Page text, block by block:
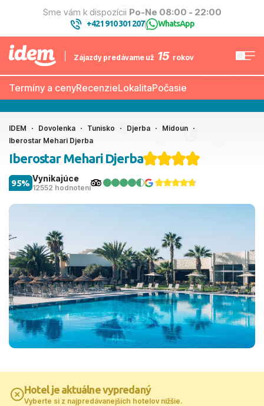
Sme vám k dispozícii Po-Ne 08:00 - 22:00
+421 910 301 207| WhatsApp
Zájazdy predávame už 15 rokov
Termíny a cenyRecenzieLokalitaPočasie
IDEM Dovolenka Tunisko Djerba
Midoun
Iberostar Mehari Djerba
Iberostar Mehari Djerba
Vynikajúce
12552 hodnotení
95%
Hotel je aktuálne vypredaný
Vyberte si z najpredávanejších hotelov nižšie.